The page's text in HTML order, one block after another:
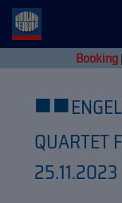
Booking|
■■
QUARTET
25.11.2023